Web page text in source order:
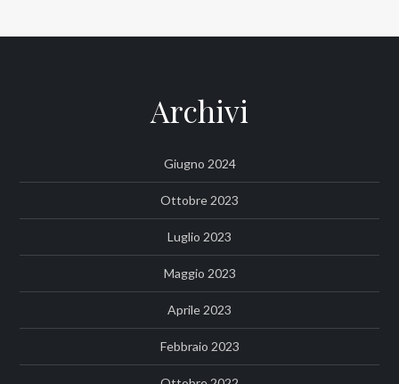
Archivi
Giugno 2024
Ottobre 2023
Luglio 2023
Maggio 2023
Aprile 2023
Febbraio 2023